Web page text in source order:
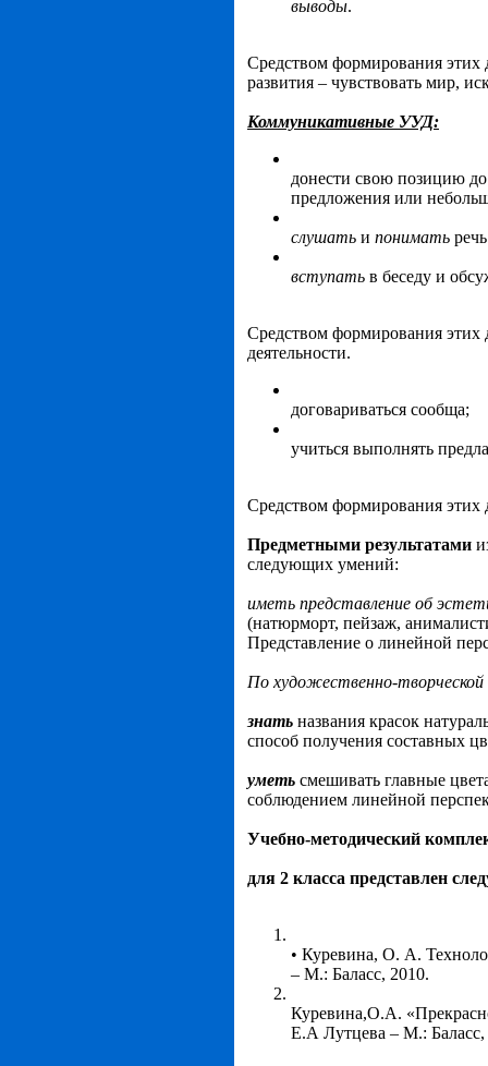
выводы.
Средством формирования
развития – чувствовать мир,
Коммуникативные УУД:
донести свою позицию
предложения или
слушать и понимать
вступать в беседу и
Средством формирования этих
деятельности.
договариваться сообща;
учиться выполнять
Средством формирования этих
Предметными результатами
следующих умений:
иметь представление об
(натюрморт, пейзаж,
Представление о линейной
По художественно-творческой
знать названия красок
способ получения составных
уметь смешивать главные
соблюдением линейной
Учебно-методический
для 2 класса представлен
• Куревина, О. А.
– М.: Баласс, 2010.
Куревина,О.А.
Е.А Лутцева – М.: Баласс,